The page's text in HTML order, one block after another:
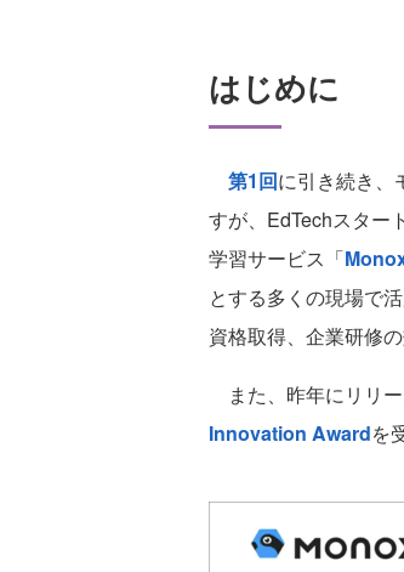
はじめに
第1回に引き続き、
すが、EdTechスター
学習サービス「
とする多くの現場で
資格取得、企業研修
また、昨年にリリ
Innovation Awardを